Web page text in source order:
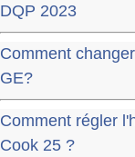
DQP 2023
Comment
GE?
Comment régler
Cook 25 ?